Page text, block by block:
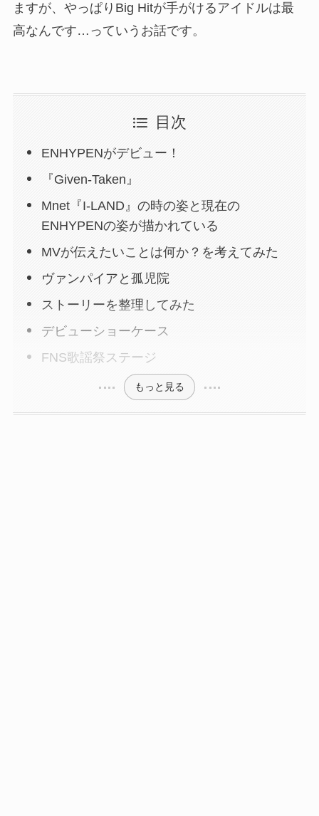
ますが、やっぱりBig Hitが手がけるアイドルは最
高なんです…っていうお話です。
目次
ENHYPENがデビュー！
『Given-Taken』
Mnet『I-LAND』の時の姿と現在の
ENHYPENの姿が描かれている
MVが伝えたいことは何か？を考えてみた
ヴァンパイアと孤児院
ストーリーを整理してみた
デビューショーケース
FNS歌謡祭ステージ
もっと見る